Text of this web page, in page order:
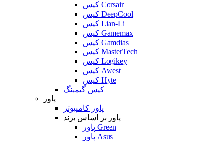
کیس Corsair
کیس DeepCool
کیس Lian-Li
کیس Gamemax
کیس Gamdias
کیس MasterTech
کیس Logikey
کیس Awest
کیس Hyte
کیس گیمینگ
پاور
پاور کامپیوتر
پاور بر اساس برند
پاور Green
پاور Asus